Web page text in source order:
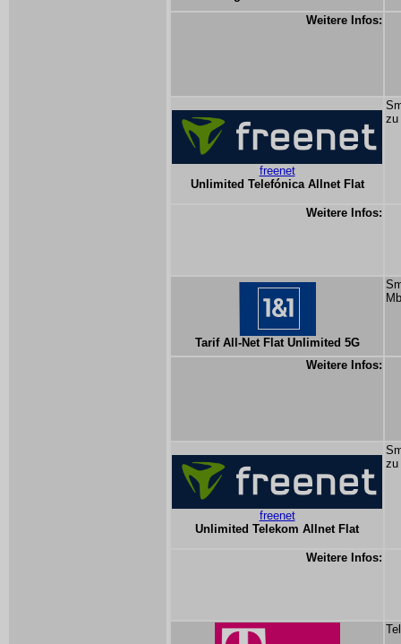
Weitere Infos:
freenet
Unlimited Telefónica Allnet Flat
zu
Weitere Infos:
Tarif All-Net Flat Unlimited 5G
Weitere Infos:
freenet
Unlimited Telekom Allnet Flat
zu
Weitere Infos: